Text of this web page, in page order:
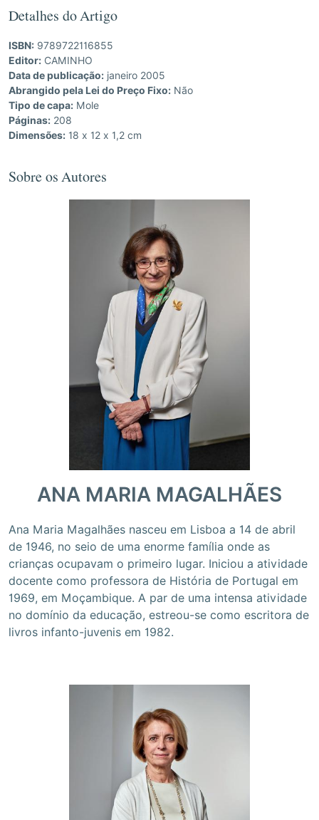
Detalhes do Artigo
ISBN: 9789722116855
Editor: CAMINHO
Data de publicação: janeiro 2005
Abrangido pela Lei do Preço Fixo: Não
Tipo de capa: Mole
Páginas: 208
Dimensões: 18 x 12 x 1,2 cm
Sobre os Autores
ANA MARIA MAGALHÃES
Ana Maria Magalhães nasceu em Lisboa a 14 de abril
de 1946, no seio de uma enorme família onde as
crianças ocupavam o primeiro lugar. Iniciou a atividade
docente como professora de História de Portugal em
1969, em Moçambique. A par de uma intensa atividade
no domínio da educação, estreou-se como escritora de
livros infanto-juvenis em 1982.